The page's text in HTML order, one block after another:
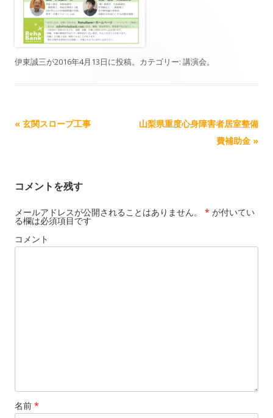
伊東誠三が2016年4月13日に投稿。カテゴリー: 講演会。
記事ナビゲーション
« 玄関スロープ工事
山梨県重度心身障害者居室整備
費補助金 »
コメントを残す
メールアドレスが公開されることはありません。 * が付いてい
る欄は必須項目です
コメント
名前 *